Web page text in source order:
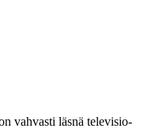
vahvasti läsnä televisio-